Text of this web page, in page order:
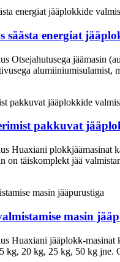
säästa energiat
Otsejahutusega jäämasin
alumiiniumisulamist,
pakkuvat
Huaxiani plokkjäämasinat
on täiskomplekt jää
masin
Huaxiani jääplokk-masinat
20 kg, 25 kg, 50 kg jne.